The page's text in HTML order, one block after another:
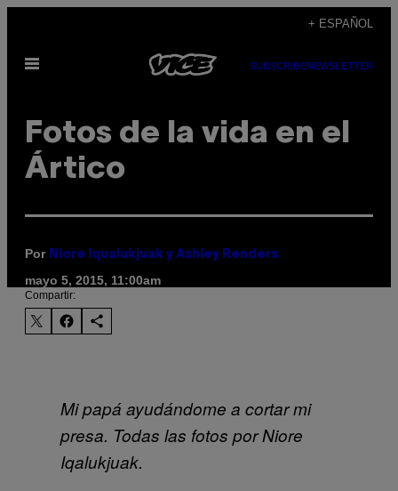
contenido
+ ESPAÑOL
Abrir
SUBSCRIBENEWSLETTER
Fotos de la vida en el
Ártico
Por Niore Iqualukjuak y Ashley Renders
mayo 5, 2015, 11:00am
Compartir:
Mi papá ayudándome a cortar mi
presa. Todas las fotos por Niore
Iqalukjuak.